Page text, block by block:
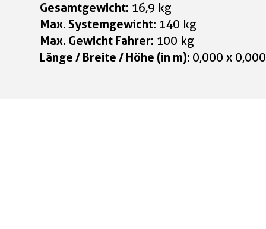
Gesamtgewicht: 16,9 kg
Max. Systemgewicht: 140 kg
Max. Gewicht Fahrer: 100 kg
Länge / Breite / Höhe (in m): 0,000 x